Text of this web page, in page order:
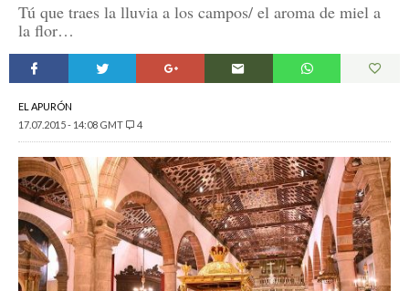
Tú que traes la lluvia a los campos/ el aroma de miel a
la flor…
EL APURÓN
17.07.2015 - 14:08 GMT
4